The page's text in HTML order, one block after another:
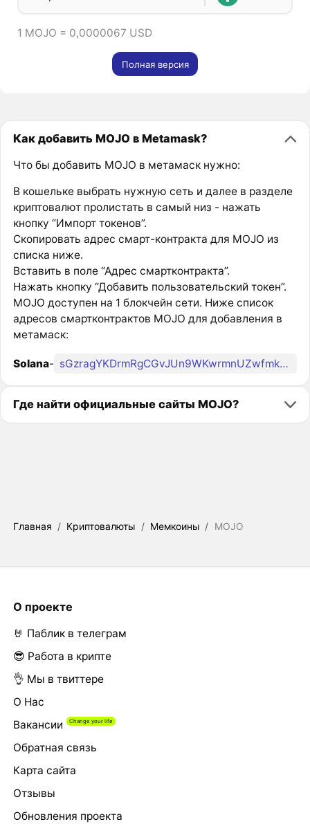
1 MOJO = 0,0000067 USD
Полная версия
Как добавить MOJO в Metamask?
Что бы добавить MOJO в метамаск нужно:
В кошельке выбрать нужную сеть и далее в разделе
криптовалют пролистать в самый низ - нажать
кнопку “Импорт токенов”.
Скопировать адрес смарт-контракта для MOJO из
списка ниже.
Вставить в поле “Адрес смартконтракта”.
Нажать кнопку “Добавить пользовательский токен”.
MOJO доступен на 1 блокчейн сети. Ниже список
адресов смартконтрактов MOJO для добавления в
метамаск:
Solana- sGzragYKDrmRgCGvJUn9WKwrmnUZwfmkNQLTSPfdMNq
Где найти официальные сайты MOJO?
Главная / Криптовалюты / Мемкоины / MOJO
О проекте
🤘 Паблик в телеграм
😎 Работа в крипте
👌 Мы в твиттере
О Нас
Вакансии
Обратная связь
Карта сайта
Отзывы
Обновления проекта